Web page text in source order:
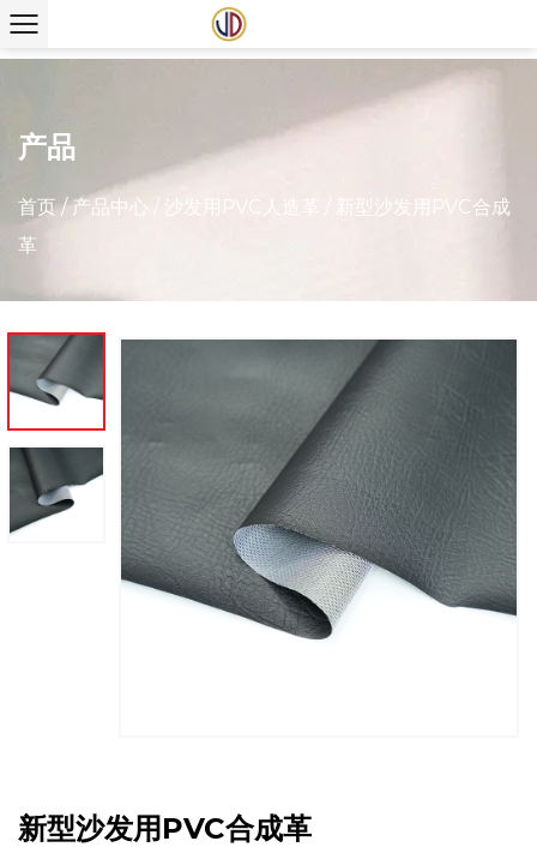
产品
首页/产品中心 / 沙发用PVC人造革
新型沙发用PVC合成
革
新型沙发用PVC合成革